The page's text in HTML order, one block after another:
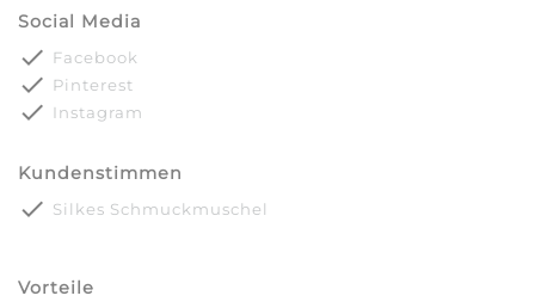
Social Media
done Facebook
done Pinterest
done Instagram
Kundenstimmen
done Silkes Schmuckmuschel
Vorteile